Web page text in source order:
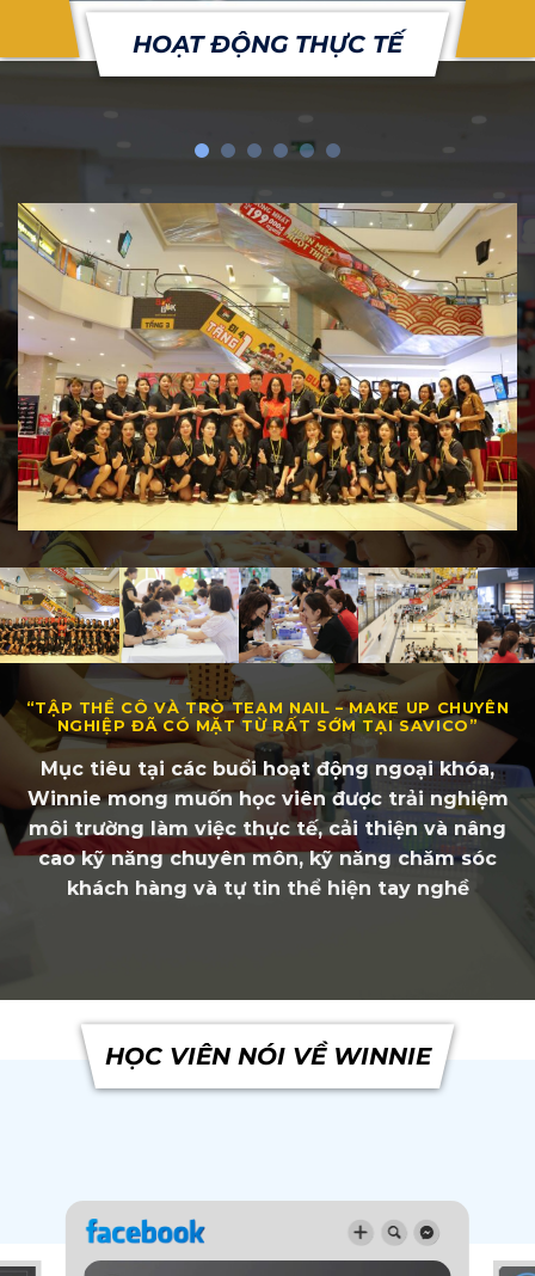
HOẠT ĐỘNG THỰC TẾ
“TẬP THỂ CÔ VÀ TRÒ TEAM NAIL – MAKE UP CHUYÊN
NGHIỆP ĐÃ CÓ MẶT TỪ RẤT SỚM TẠI SAVICO”
Mục tiêu tại các buổi hoạt động ngoại khóa,
Winnie mong muốn học viên được trải nghiệm
môi trường làm việc thực tế, cải thiện và nâng
cao kỹ năng chuyên môn, kỹ năng chăm sóc
khách hàng và tự tin thể hiện tay nghề
HỌC VIÊN NÓI VỀ WINNIE